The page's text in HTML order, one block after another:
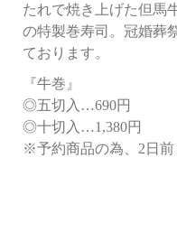
たれで焼き上げた但馬
の特製巻寿司。冠婚葬
ております。
『牛巻』
◎五切入…690円
◎十切入…1,380円
※予約商品の為、2日前